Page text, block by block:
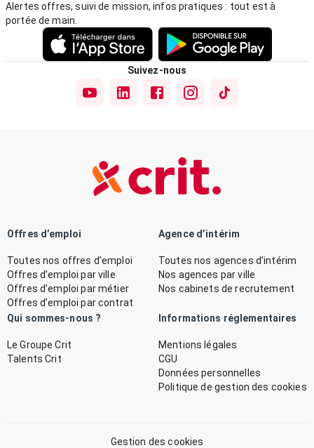
Alertes offres, suivi de mission, infos pratiques : tout est à
portée de main.
Suivez-nous
Offres d’emploi
Toutes nos offres d’emploi
Offres d’emploi par ville
Offres d’emploi par métier
Offres d’emploi par contrat
Agence d’intérim
Toutes nos agences d’intérim
Nos agences par ville
Nos cabinets de recrutement
Qui sommes-nous ?
Le Groupe Crit
Talents Crit
Informations réglementaires
Mentions légales
CGU
Données personnelles
Politique de gestion des cookies
Gestion des cookies